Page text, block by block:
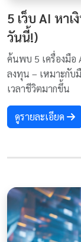
5 เว็บ AI หา
วันนี้!)
ค้นพบ 5 เครื่องมือ
ลงทุน – เหมาะกับ
เวลาชีวิตมากขึ้น
ดูรายละเอียด